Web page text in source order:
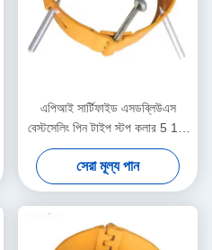
এপিআই সার্টিফাইড এসডব্লিউএস
বেস্টসেলিং পিন টাইপ স্টপ কলার 5 1/2
"6.20 মিমি 1 বছরের ওয়ারেন্টি তেল ও
গ্যাস কেসিং সেন্ট্রালাইজার সরঞ্জাম
সেরা মূল্য পান